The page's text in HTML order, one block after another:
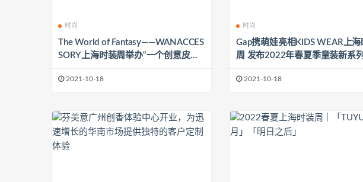
时尚
The World of Fantasy——WANACCES
SORY上海时装周举办“一个创意皮具
2021-10-18
时尚
Gap携萌娃亮相KIDS WEAR上海
周 发布2022年春夏季童装新系列
2021-10-18